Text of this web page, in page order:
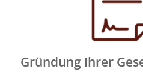
Gründung Ihrer